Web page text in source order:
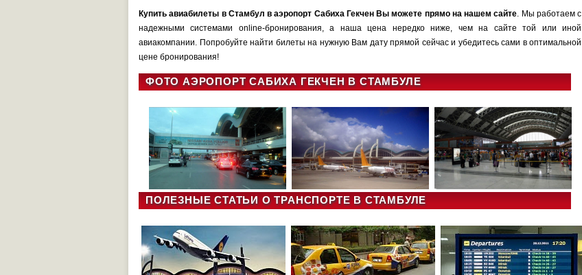
Купить авиабилеты в Стамбул в аэропорт Cабиха Гекчен Вы можете прямо на нашем сайте. Мы работаем с
надежными системами online-бронирования, а наша цена нередко ниже, чем на сайте той или иной
авиакомпании. Попробуйте найти билеты на нужную Вам дату прямой сейчас и убедитесь сами в оптимальной
цене бронирования!
ФОТО АЭРОПОРТ САБИХА ГЕКЧЕН В СТАМБУЛЕ
ПОЛЕЗНЫЕ СТАТЬИ О ТРАНСПОРТЕ В СТАМБУЛЕ